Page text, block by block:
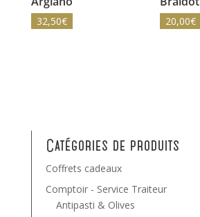
32,50€ 20,00€
Catégories de produits
Coffrets cadeaux
Comptoir - Service Traiteur
Antipasti & Olives